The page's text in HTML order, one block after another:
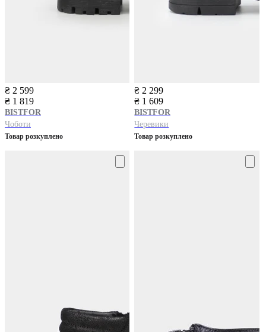
₴ 2 599
₴ 1 819
BISTFOR
Чоботи
Товар розкуплено
₴ 2 299
₴ 1 609
BISTFOR
Черевики
Товар розкуплено